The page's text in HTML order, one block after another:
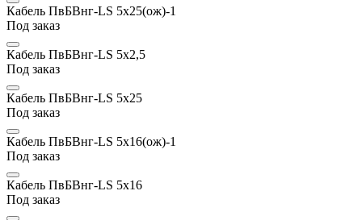
Кабель ПвБВнг-LS 5х25(ож)-1
Под заказ
Кабель ПвБВнг-LS 5х2,5
Под заказ
Кабель ПвБВнг-LS 5х25
Под заказ
Кабель ПвБВнг-LS 5х16(ож)-1
Под заказ
Кабель ПвБВнг-LS 5х16
Под заказ